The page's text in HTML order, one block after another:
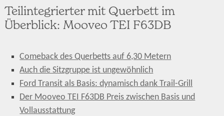
Teilintegrierter mit Querbett im
Überblick: Mooveo TEI F63DB
Comeback des Querbetts auf 6,30 Metern
Auch die Sitzgruppe ist ungewöhnlich
Ford Transit als Basis: dynamisch dank Trail-Grill
Der Mooveo TEI F63DB Preis zwischen Basis und
Vollausstattung